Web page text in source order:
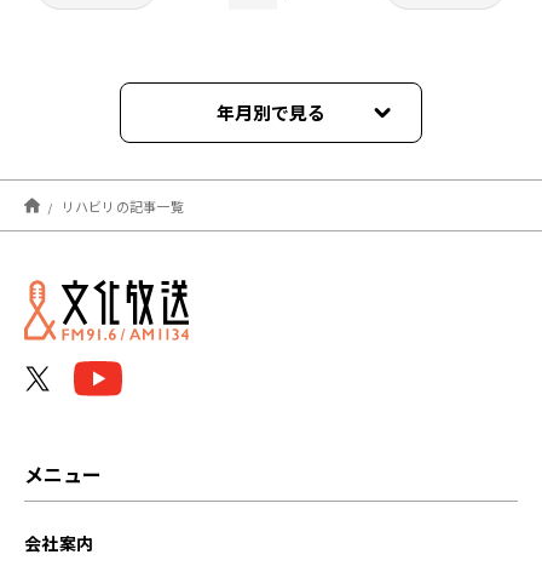
年月別で見る
2024年07月
2024年06月
2023年10月
リハビリの記事一覧
メニュー
会社案内